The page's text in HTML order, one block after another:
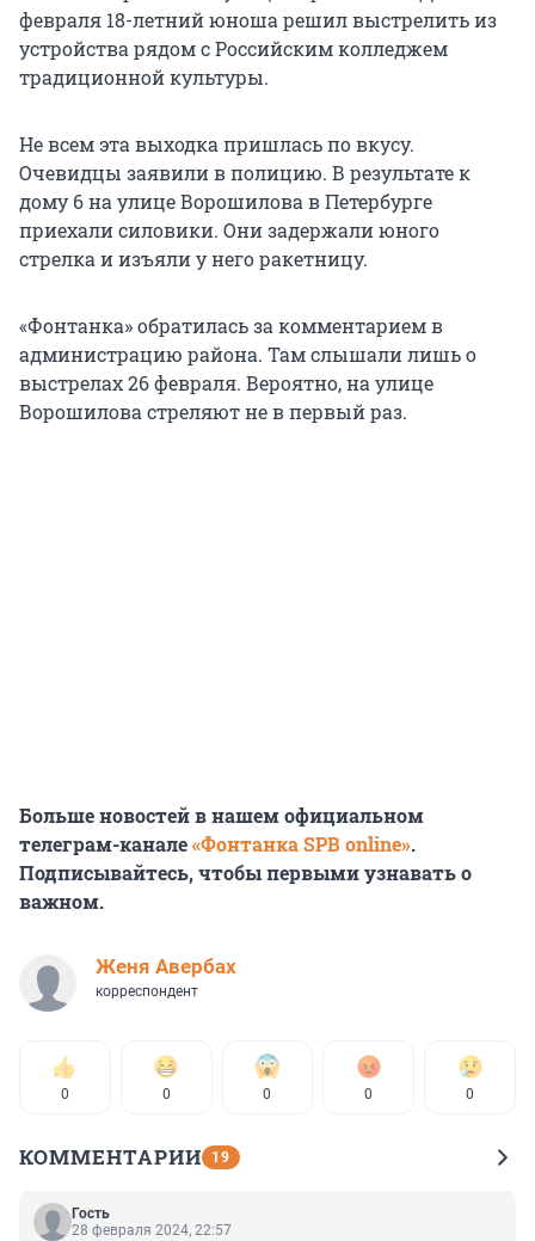
февраля 18-летний юноша решил выстрелить из
устройства рядом с Российским колледжем
традиционной культуры.
Не всем эта выходка пришлась по вкусу.
Очевидцы заявили в полицию. В результате к
дому 6 на улице Ворошилова в Петербурге
приехали силовики. Они задержали юного
стрелка и изъяли у него ракетницу.
«Фонтанка» обратилась за комментарием в
администрацию района. Там слышали лишь о
выстрелах 26 февраля. Вероятно, на улице
Ворошилова стреляют не в первый раз.
Больше новостей в нашем официальном
телеграм-канале«Фонтанка SPB online».
Подписывайтесь, чтобы первыми узнавать о
важном.
Женя Авербах
корреспондент
0 0 0 0 0
КОММЕНТАРИИ 19
Гость
28 февраля 2024, 22:57